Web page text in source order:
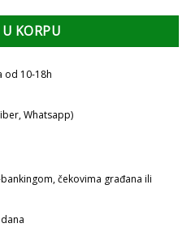
KORPU
od 10-18h
Whatsapp)
čekovima građana ili